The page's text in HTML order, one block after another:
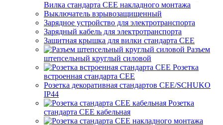
Вилка стандарта CEE накладного монтажа
Выключатель взрывозащищенный
Зарядное устройство для электротранспорта
Зарядный кабель для электротранспорта
Защитная крышка для вилки стандарта CEE
Разъем
штепсельный круглый силовой
Розетка
встроенная стандарта CEE
Розетка декоративная стандартов CEE/SCHUKO
IP44
Розетка
стандарта СЕЕ кабельная